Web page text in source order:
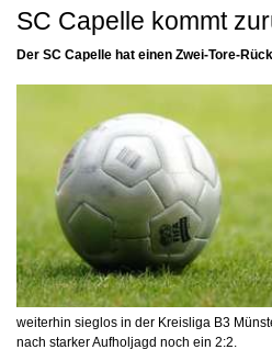
SC Capelle kommt
Der SC Capelle hat einen Zwei-Tore-
weiterhin sieglos in der Kreisliga B3
nach starker Aufholjagd noch ein 2:2.